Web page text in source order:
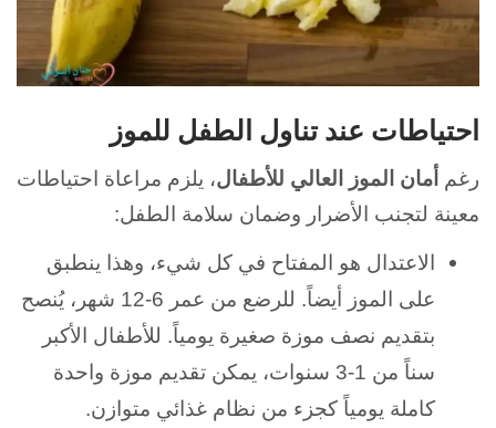
احتياطات عند تناول الطفل للموز
رغم أمان الموز العالي للأطفال، يلزم مراعاة احتياطات
معينة لتجنب الأضرار وضمان سلامة الطفل:
الاعتدال هو المفتاح في كل شيء، وهذا ينطبق
على الموز أيضاً. للرضع من عمر 6-12 شهر، يُنصح
بتقديم نصف موزة صغيرة يومياً. للأطفال الأكبر
سناً من 1-3 سنوات، يمكن تقديم موزة واحدة
كاملة يومياً كجزء من نظام غذائي متوازن.